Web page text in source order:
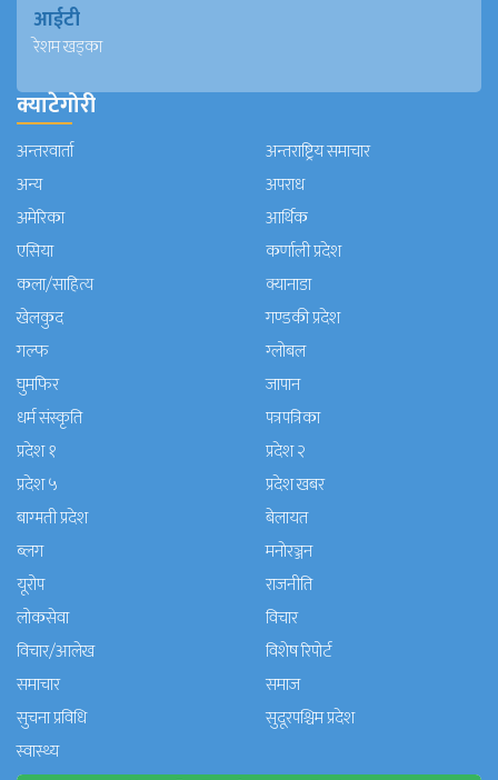
आईटी
रेशम खड्का
क्याटेगोरी
अन्तरवार्ता
अन्तराष्ट्रिय समाचार
अन्य
अपराध
अमेरिका
आर्थिक
एसिया
कर्णाली प्रदेश
कला/साहित्य
क्यानाडा
खेलकुद
गण्डकी प्रदेश
गल्फ
ग्लोबल
घुमफिर
जापान
धर्म संस्कृति
पत्रपत्रिका
प्रदेश १
प्रदेश २
प्रदेश ५
प्रदेश खबर
बाग्मती प्रदेश
बेलायत
ब्लग
मनाेरञ्जन
यूरोप
राजनीति
लोकसेवा
विचार
विचार/आलेख
विशेष रिपोर्ट
समाचार
समाज
सुचना प्रविधि
सुदूरपश्चिम प्रदेश
स्वास्थ्य